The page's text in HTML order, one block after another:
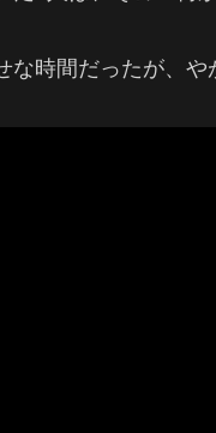
な時間だったが、